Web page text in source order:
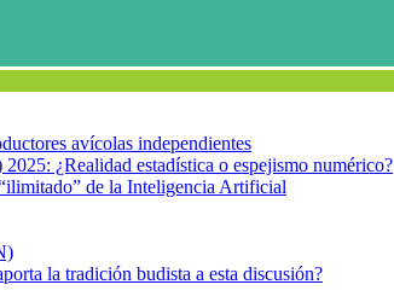
avícolas independientes
¿Realidad estadística o espejismo numérico?
de la Inteligencia Artificial
la tradición budista a esta discusión?